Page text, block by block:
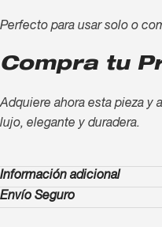
Perfecto para usar solo o
Compra tu
Adquiere ahora esta pieza y
lujo, elegante y duradera.
Información adicional
Envío Seguro